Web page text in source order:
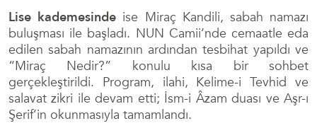
Lise kademesinde ise Miraç Kandili, sabah namazı
buluşması ile başladı. NUN Camii’nde cemaatle eda
edilen sabah namazının ardından tesbihat yapıldı ve
“Miraç Nedir?” konulu kısa bir sohbet
gerçekleştirildi. Program, ilahi, Kelime-i Tevhid ve
salavat zikri ile devam etti; İsm-i Âzam duası ve Aşr-ı
Şerif’in okunmasıyla tamamlandı.